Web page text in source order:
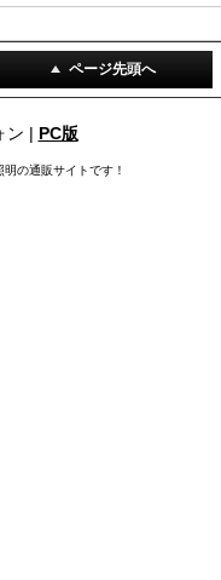
ページ先頭へ
ン | PC版
の通販サイトです！